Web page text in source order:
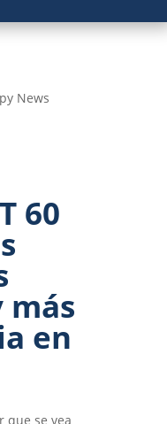
News
60
más
en
que se vea